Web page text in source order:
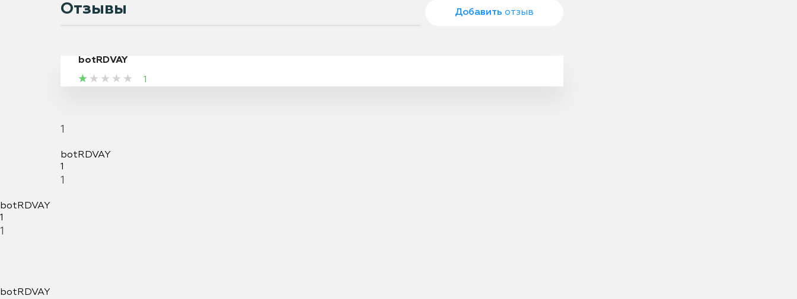
Отзывы Добавить отзыв
botRDVAY
1
1
botRDVAY
1
1
botRDVAY
1
1
botRDVAY